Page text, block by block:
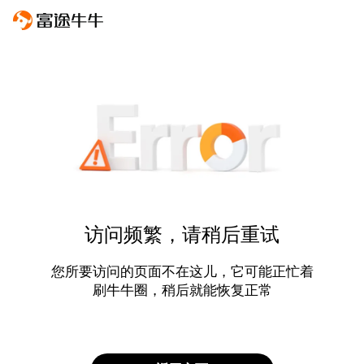
访问频繁，请稍后重试
您所要访问的页面不在这儿，它可能正忙着
刷牛牛圈，稍后就能恢复正常